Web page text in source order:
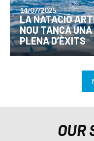
14/07/2025
LA NATACIÓ
NOU TANCA
PLENA D’ÈXITS
OUR